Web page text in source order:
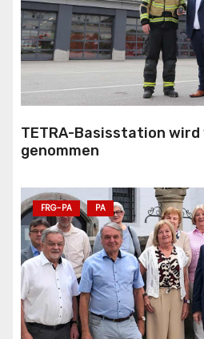
TETRA-Basisstation
genommen
FRG-PA PA